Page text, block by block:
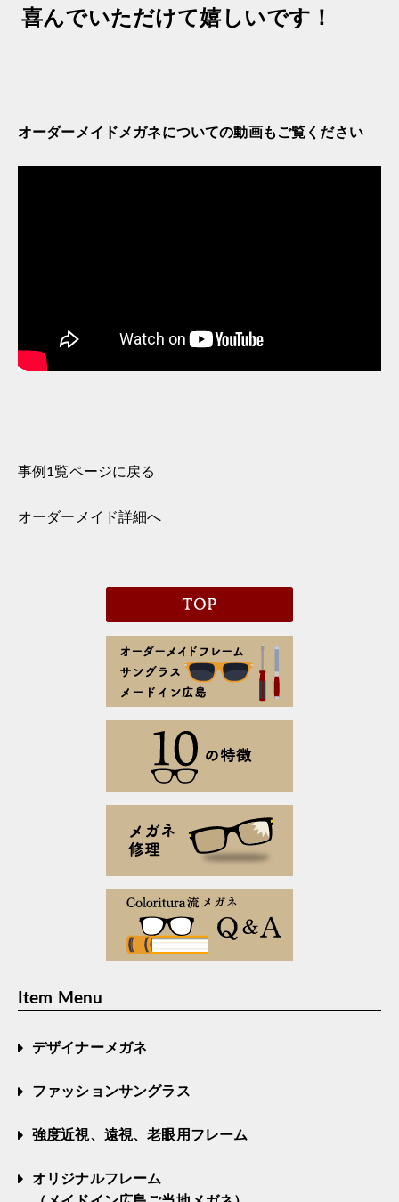
喜んでいただけて嬉しいです！
オーダーメイドメガネについての動画もご覧ください
事例1覧ページに戻る
オーダーメイド詳細へ
Item Menu
デザイナーメガネ
ファッションサングラス
強度近視、遠視、老眼用フレーム
オリジナルフレーム